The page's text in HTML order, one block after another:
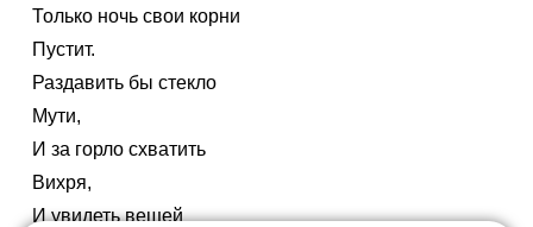
Только ночь свои корни
Пустит.
Раздавить бы стекло
Мути,
И за горло схватить
Вихря,
И увидеть вещей